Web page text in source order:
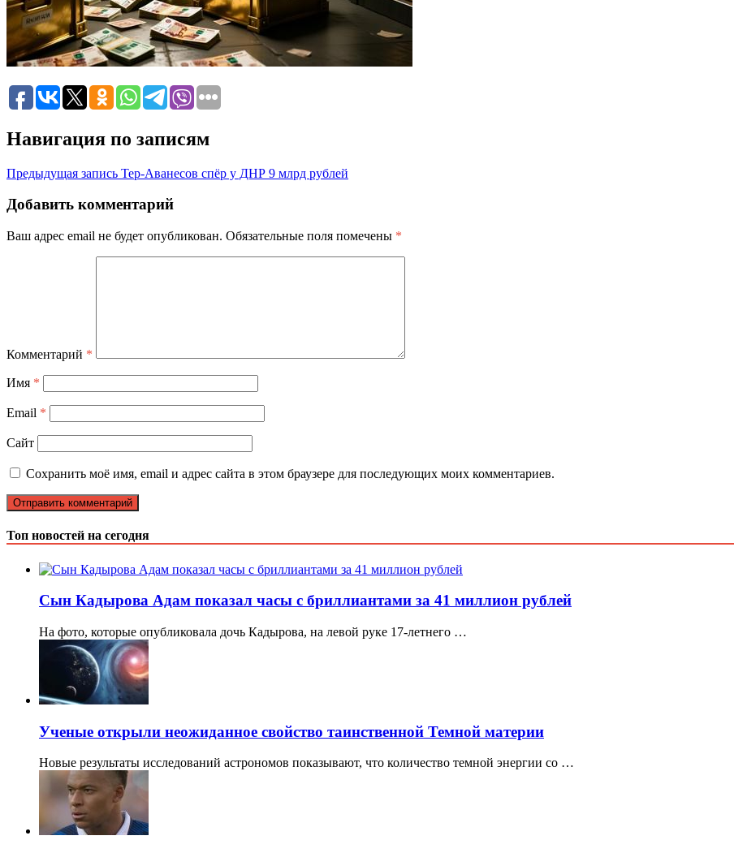
Навигация по записям
Предыдущая запись Тер-Аванесов спёр у ДНР 9 млрд рублей
Добавить комментарий
Ваш адрес email не будет опубликован. Обязательные поля помечены *
Комментарий *
Имя *
Email *
Сайт
Сохранить моё имя, email и адрес сайта в этом браузере для последующих моих комментариев.
Топ новостей на сегодня
Сын Кадырова Адам показал часы с бриллиантами за 41 миллион рублей
На фото, которые опубликовала дочь Кадырова, на левой руке 17-летнего …
Ученые открыли неожиданное свойство таинственной Темной материи
Новые результаты исследований астрономов показывают, что количество темной энергии со …